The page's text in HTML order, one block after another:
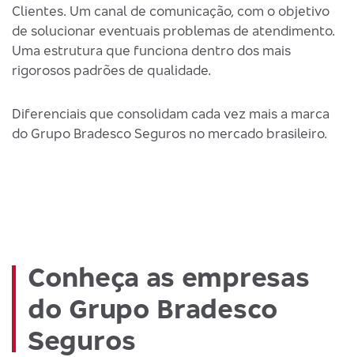
Clientes. Um canal de comunicação, com o objetivo
de solucionar eventuais problemas de atendimento.
Uma estrutura que funciona dentro dos mais
rigorosos padrões de qualidade.
Diferenciais que consolidam cada vez mais a marca
do Grupo Bradesco Seguros no mercado brasileiro.
Conheça as empresas
do Grupo Bradesco
Seguros